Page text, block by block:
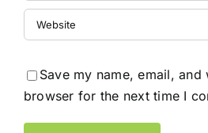
Save my name, email, and
browser for the next time I